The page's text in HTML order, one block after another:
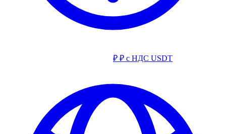
₽ ₽ с НДС USDT